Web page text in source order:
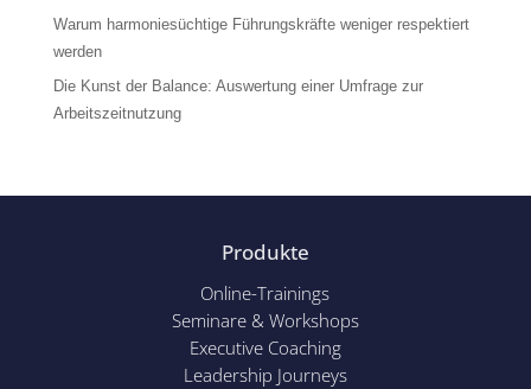
Warum harmoniesüchtige Führungskräfte weniger respektiert
werden
Die Kunst der Balance: Auswertung einer Umfrage zur
Arbeitszeitnutzung
Produkte
Online-Trainings
Seminare & Workshops
Executive Coaching
Leadership Journeys